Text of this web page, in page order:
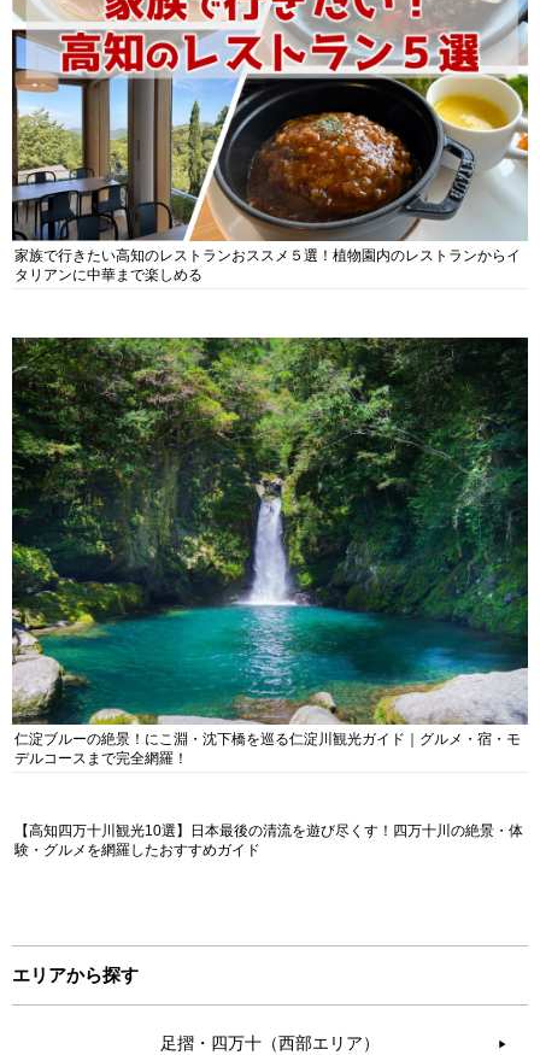
家族で行きたい高知のレストランおススメ５選！植物園内のレストランからイ
タリアンに中華まで楽しめる
仁淀ブルーの絶景！にこ淵・沈下橋を巡る仁淀川観光ガイド｜グルメ・宿・モ
デルコースまで完全網羅！
【高知四万十川観光10選】日本最後の清流を遊び尽くす！四万十川の絶景・体
験・グルメを網羅したおすすめガイド
エリアから探す
足摺・四万十（西部エリア） ▶︎